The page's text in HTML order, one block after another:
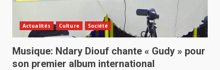
Actualités Culture Société
Musique: Ndary Diouf chante « Gudy » pour
son premier album international